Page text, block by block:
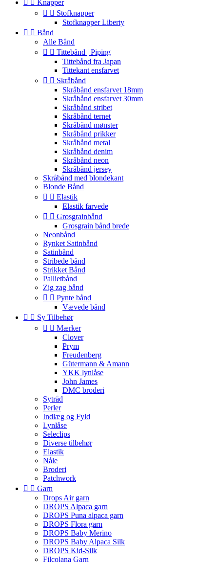
  Knapper
  Stofknapper
Stofknapper Liberty
  Bånd
Alle Bånd
  Tittebånd | Piping
Tittebånd fra Japan
Tittekant ensfarvet
  Skråbånd
Skråbånd ensfarvet 18mm
Skråbånd ensfarvet 30mm
Skråbånd stribet
Skråbånd ternet
Skråbånd mønster
Skråbånd prikker
Skråbånd metal
Skråbånd denim
Skråbånd neon
Skråbånd jersey
Skråbånd med blondekant
Blonde Bånd
  Elastik
Elastik farvede
  Grosgrainbånd
Grosgrain bånd brede
Neonbånd
Rynket Satinbånd
Satinbånd
Stribede bånd
Strikket Bånd
Pallietbånd
Zig zag bånd
  Pynte bånd
Vævede bånd
  Sy Tilbehør
  Mærker
Clover
Prym
Freudenberg
Gütermann & Amann
YKK lynlåse
John James
DMC broderi
Sytråd
Perler
Indlæg og Fyld
Lynlåse
Seleclips
Diverse tilbehør
Elastik
Nåle
Broderi
Patchwork
  Garn
Drops Air garn
DROPS Alpaca garn
DROPS Puna alpaca garn
DROPS Flora garn
DROPS Baby Merino
DROPS Baby Alpaca Silk
DROPS Kid-Silk
Filcolana Garn